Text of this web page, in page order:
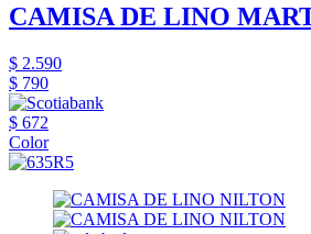
CAMISA DE LINO
$ 2.590
$ 790
$ 672
Color